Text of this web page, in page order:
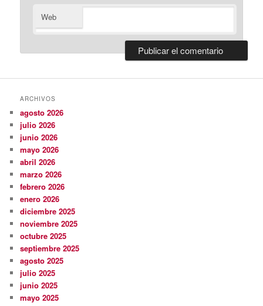
Web
ARCHIVOS
agosto 2026
julio 2026
junio 2026
mayo 2026
abril 2026
marzo 2026
febrero 2026
enero 2026
diciembre 2025
noviembre 2025
octubre 2025
septiembre 2025
agosto 2025
julio 2025
junio 2025
mayo 2025